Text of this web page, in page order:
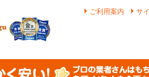
ご利用案内 サ